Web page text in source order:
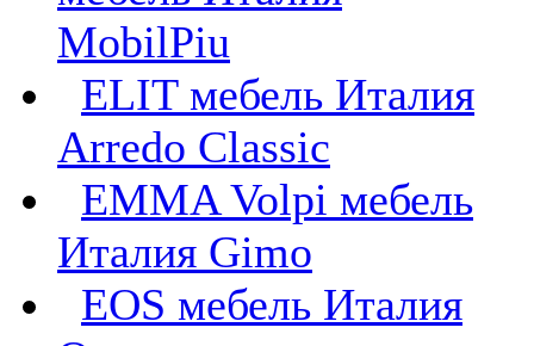
MobilPiu
ELIT мебель Италия
Arredo Classic
EMMA Volpi мебель
Италия Gimo
EOS мебель Италия